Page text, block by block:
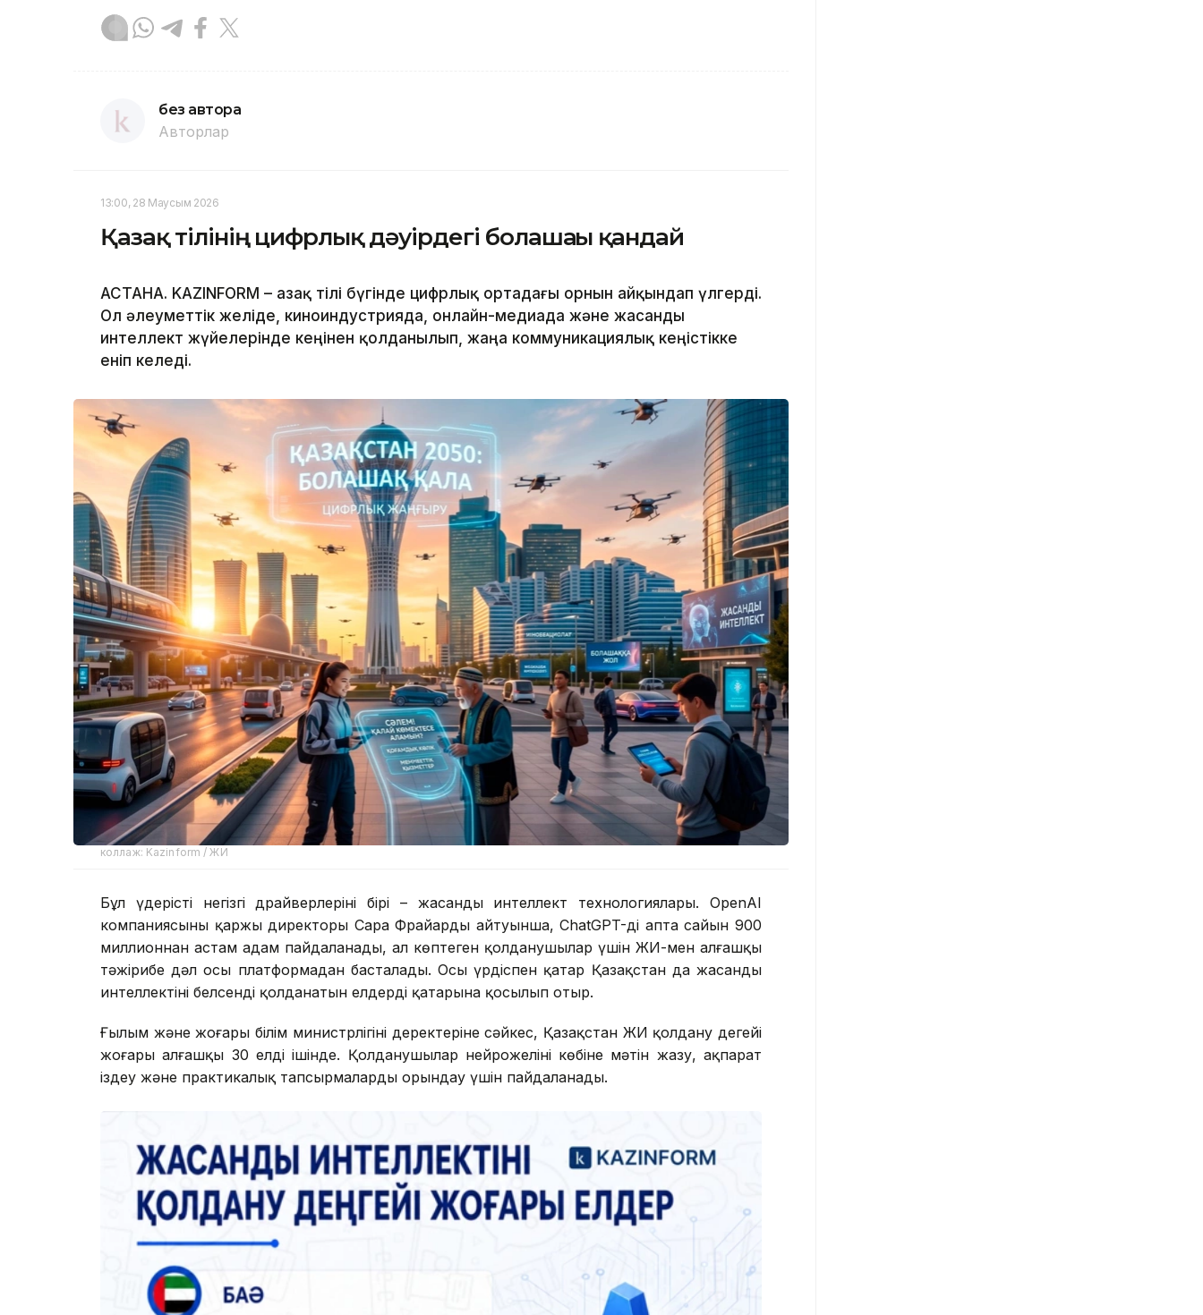
без автора
Авторлар
13:00, 28 Маусым 2026
Қазақ тілінің цифрлық дәуірдегі болашағы қандай
АСТАНА. KAZINFORM – Қазақ тілі бүгінде цифрлық ортадағы орнын айқындап үлгерді.
Ол әлеуметтік желіде, киноиндустрияда, онлайн-медиада және жасанды
интеллект жүйелерінде кеңінен қолданылып, жаңа коммуникациялық кеңістікке
еніп келеді.
коллаж: Kazinform / ЖИ
Бұл үдерістің негізгі драйверлерінің бірі – жасанды интеллект технологиялары. OpenAI
компаниясының қаржы директоры Сара Фрайардың айтуынша, ChatGPT-ді апта сайын 900
миллионнан астам адам пайдаланады, ал көптеген қолданушылар үшін ЖИ-мен алғашқы
тәжірибе дәл осы платформадан басталады. Осы үрдіспен қатар Қазақстан да жасанды
интеллектіні белсенді қолданатын елдердің қатарына қосылып отыр.
Ғылым және жоғары білім министрлігінің деректеріне сәйкес, Қазақстан ЖИ қолдану деңгейі
жоғары алғашқы 30 елдің ішінде. Қолданушылар нейрожеліні көбіне мәтін жазу, ақпарат
іздеу және практикалық тапсырмаларды орындау үшін пайдаланады.